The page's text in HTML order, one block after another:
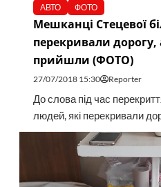
АВТО ФОТО
Мешканці Стецевої
перекривали
прийшли (ФОТО)
27/07/2018 15:30 Reporter
До слова під час
людей, які перекривали